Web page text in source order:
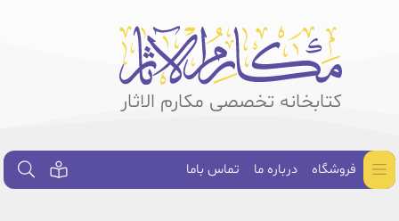
کتابخانه تخصصی مکارم الاثار
فروشگاه درباره ما تماس باما